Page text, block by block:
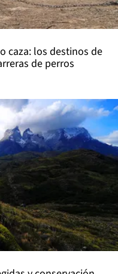
caza: los destinos de
de perros